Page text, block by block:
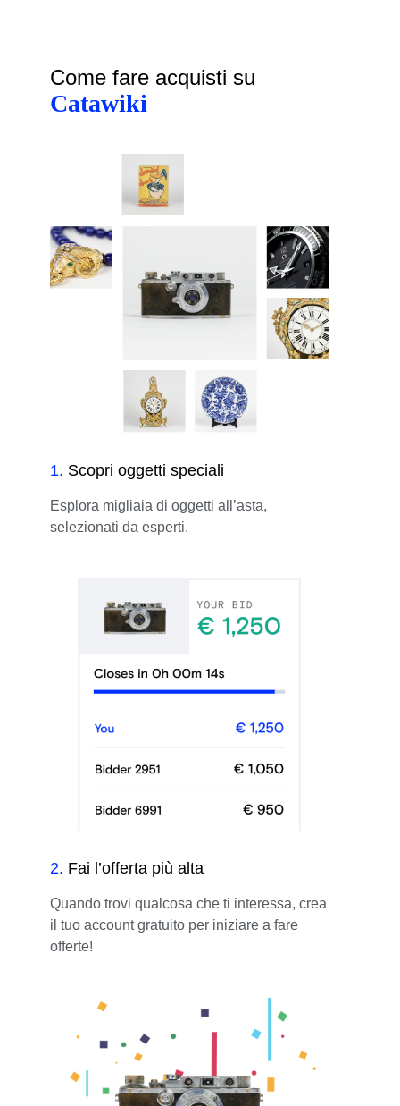
Come fare acquisti su
Catawiki
1. Scopri oggetti speciali
Esplora migliaia di oggetti all’asta,
selezionati da esperti.
2. Fai l’offerta più alta
Quando trovi qualcosa che ti interessa, crea
il tuo account gratuito per iniziare a fare
offerte!